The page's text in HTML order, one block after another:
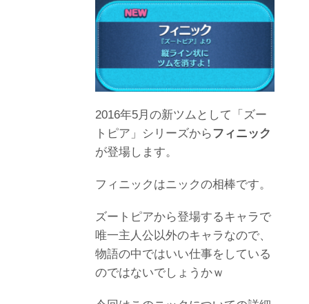
2016年5月の新ツムとして「ズー
トピア」シリーズからフィニック
が登場します。
フィニックはニックの相棒です。
ズートピアから登場するキャラで
唯一主人公以外のキャラなので、
物語の中ではいい仕事をしている
のではないでしょうかｗ